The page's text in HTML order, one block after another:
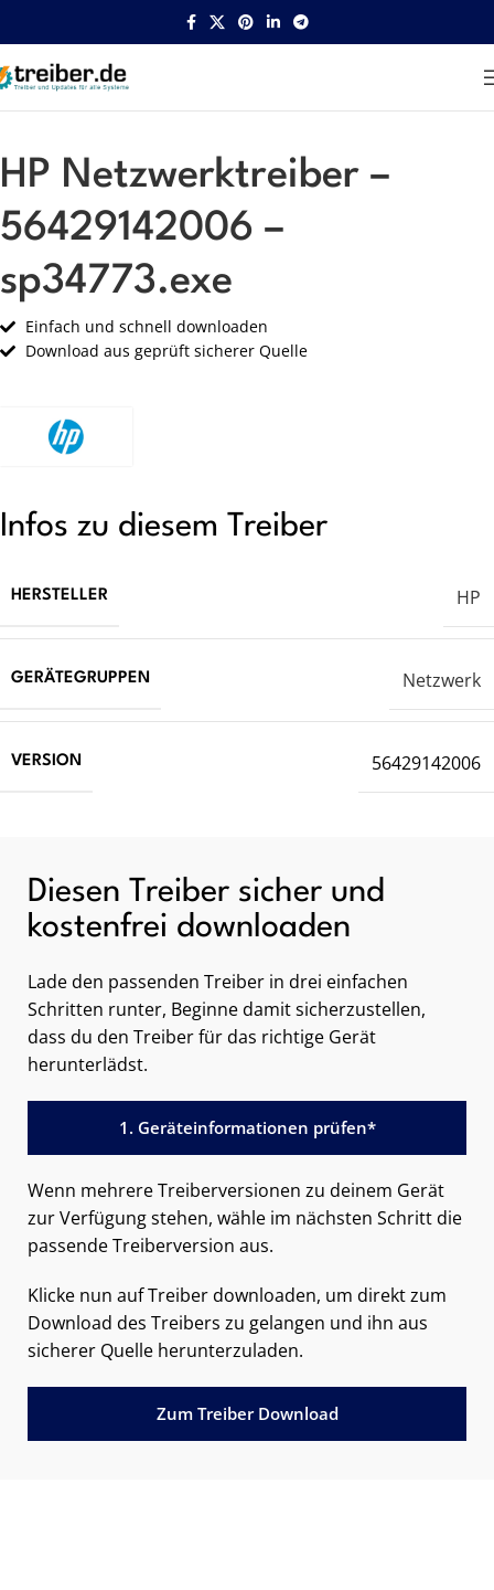
Startseite HP Netzwerk
HP Netzwerktreiber –
56429142006 –
sp34773.exe
Einfach und schnell downloaden
Download aus geprüft sicherer Quelle
Infos zu diesem Treiber
HERSTELLER HP
GERÄTEGRUPPEN Netzwerk
VERSION 56429142006
Diesen Treiber sicher und
kostenfrei downloaden
Lade den passenden Treiber in drei einfachen
Schritten runter, Beginne damit sicherzustellen,
dass du den Treiber für das richtige Gerät
herunterlädst.
1. Geräteinformationen prüfen*
Wenn mehrere Treiberversionen zu deinem Gerät
zur Verfügung stehen, wähle im nächsten Schritt die
passende Treiberversion aus.
Klicke nun auf Treiber downloaden, um direkt zum
Download des Treibers zu gelangen und ihn aus
sicherer Quelle herunterzuladen.
Zum Treiber Download